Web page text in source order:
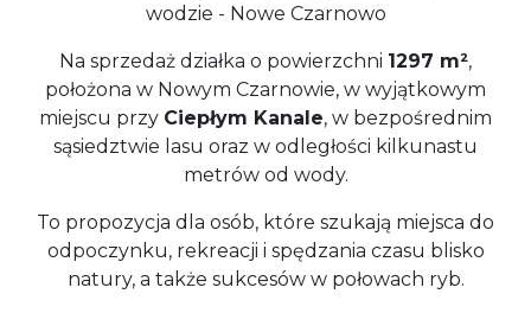
wodzie - Nowe Czarnowo
Na sprzedaż działka o powierzchni 1297 m²,
położona w Nowym Czarnowie, w wyjątkowym
miejscu przy Ciepłym Kanale, w bezpośrednim
sąsiedztwie lasu oraz w odległości kilkunastu
metrów od wody.
To propozycja dla osób, które szukają miejsca do
odpoczynku, rekreacji i spędzania czasu blisko
natury, a także sukcesów w połowach ryb.